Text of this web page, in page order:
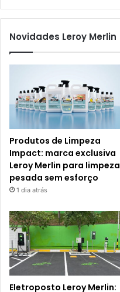
Novidades Leroy Merlin
Produtos de Limpeza
Impact: marca exclusiva
Leroy Merlin para limpeza
pesada sem esforço
1 dia atrás
Eletroposto Leroy Merlin: